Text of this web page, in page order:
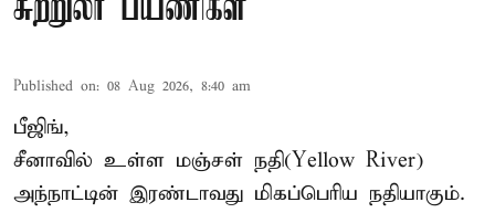
சுற்றுலா பயணிகள்
Published on: 08 Aug 2026, 8:40 am
பீஜிங்,
சீனாவில் உள்ள மஞ்சள் நதி(Yellow River)
அந்நாட்டின் இரண்டாவது மிகப்பெரிய நதியாகும்.